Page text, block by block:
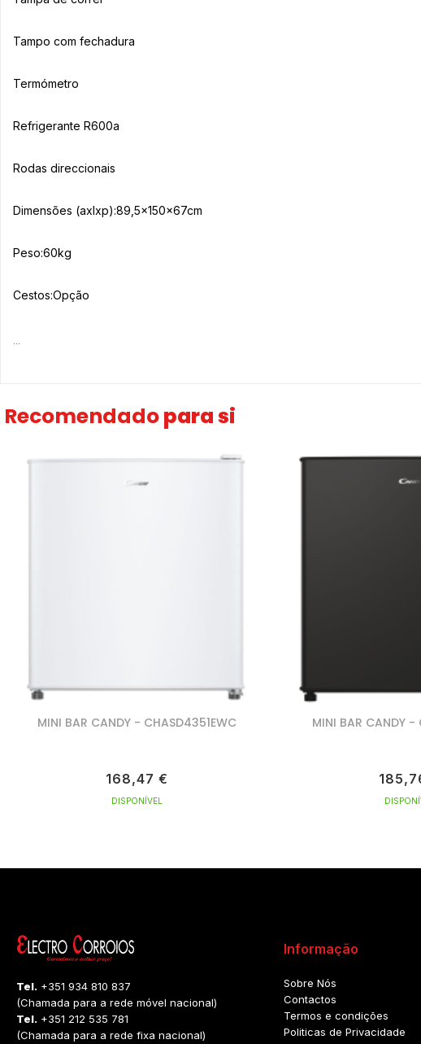
Tampo com fechadura
Termómetro
Refrigerante R600a
Rodas direccionais
Dimensões (axlxp):89,5x150x67cm
Peso:60kg
Cestos:Opção
Recomendadopara si
MINI BAR CANDY - CHASD4351EWC
168,47 €
DISPONÍVEL
MINI BAR CANDY -
Tel. +351 934 810 837
(Chamada para a rede móvel nacional)
Tel. +351 212 535 781
(Chamada para a rede fixa nacional)
Informação
Sobre Nós
Contactos
Termos e condições
Politicas de Privacidade